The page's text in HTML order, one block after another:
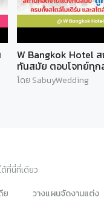
W Bangkok Hotel
ทันสมัย ตอบโจทย์ทุก
SABUYWEDDING
โดย SabuyWedding
ที่นี่ที่เดียว
ย วางแผนจัดงานแต่ง